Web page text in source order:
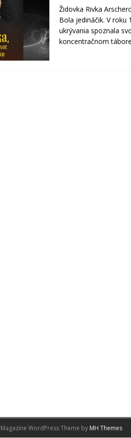
Židovka Rivka
Bola jedináčik. V roku
ukrývania spoznala
koncentračnom
WordPress Theme by MH Themes